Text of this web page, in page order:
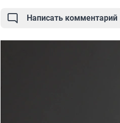
Написать комментарий